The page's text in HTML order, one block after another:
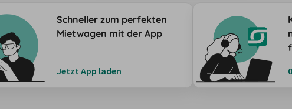
Schneller zum perfekten
Mietwagen mit der App
Jetzt App laden